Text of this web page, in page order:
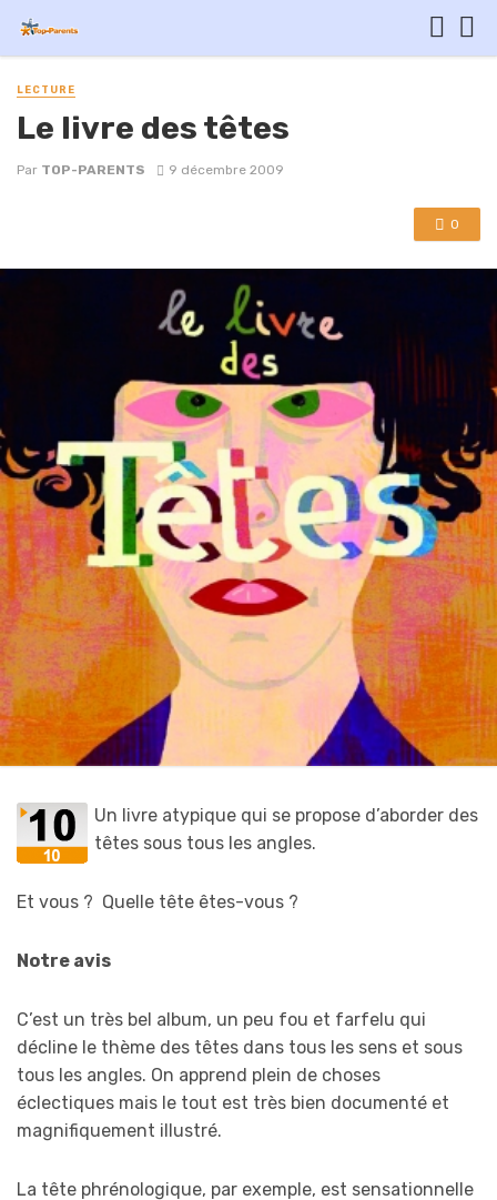
LECTURE
Le livre des têtes
Par TOP-PARENTS 9 décembre 2009
0
Un livre atypique qui se propose d’aborder des
têtes sous tous les angles.
Et vous ? Quelle tête êtes-vous ?
Notre avis
C’est un très bel album, un peu fou et farfelu qui
décline le thème des têtes dans tous les sens et sous
tous les angles. On apprend plein de choses
éclectiques mais le tout est très bien documenté et
magnifiquement illustré.
La tête phrénologique, par exemple, est sensationnelle